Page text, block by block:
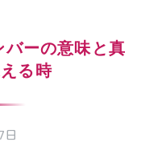
バーの意味と真
る時
日